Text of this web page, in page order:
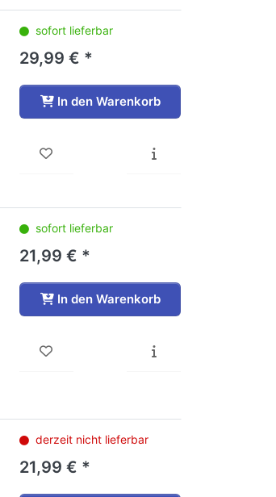
sofort lieferbar
29,99 € *
In den Warenkorb
sofort lieferbar
21,99 € *
In den Warenkorb
derzeit nicht lieferbar
21,99 € *